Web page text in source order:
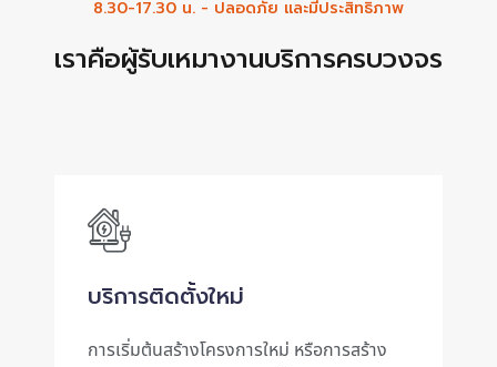
8.30-17.30 น. - ปลอดภัย และมีประสิทธิภาพ
เราคือผู้รับเหมางานบริการครบวงจร
บริการติดตั้งใหม่
การเริ่มต้นสร้างโครงการใหม่ หรือการสร้าง